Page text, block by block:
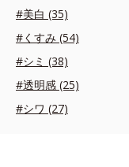
#美白 (35)
#くすみ (54)
#シミ (38)
#透明感 (25)
#シワ (27)